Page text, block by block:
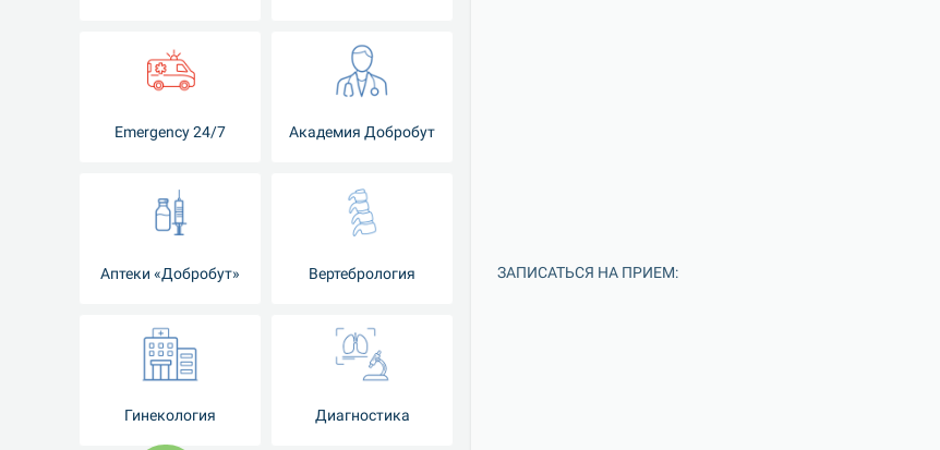
Emergency 24/7 Академия Добробут
Аптеки «Добробут» Вертебрология
Гинекология Диагностика
ЗАПИСАТЬСЯ НА ПРИЕМ: